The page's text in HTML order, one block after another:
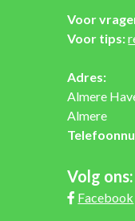
Voor
Voor tips:
Adres:
Almere
Almere
Volg ons:
Facebook